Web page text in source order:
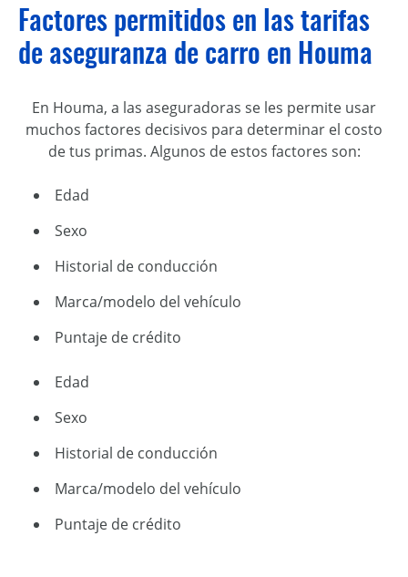
Factores permitidos en las tarifas
de aseguranza de carro en Houma
En Houma, a las aseguradoras se les permite usar
muchos factores decisivos para determinar el costo
de tus primas. Algunos de estos factores son:
Edad
Sexo
Historial de conducción
Marca/modelo del vehículo
Puntaje de crédito
Edad
Sexo
Historial de conducción
Marca/modelo del vehículo
Puntaje de crédito